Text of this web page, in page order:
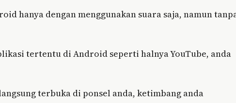
hanya dengan menggunakan suara saja, namun
tertentu di Android seperti halnya YouTube, anda
terbuka di ponsel anda, ketimbang anda